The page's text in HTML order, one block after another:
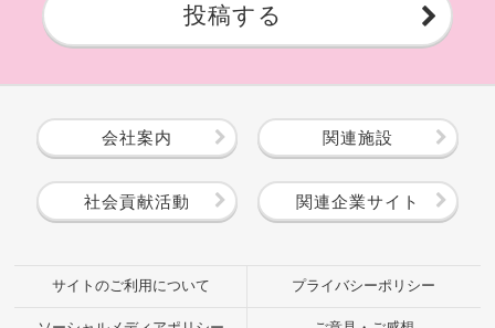
投稿する
会社案内 関連施設
社会貢献活動 関連企業サイト
サイトのご利用について プライバシーポリシー